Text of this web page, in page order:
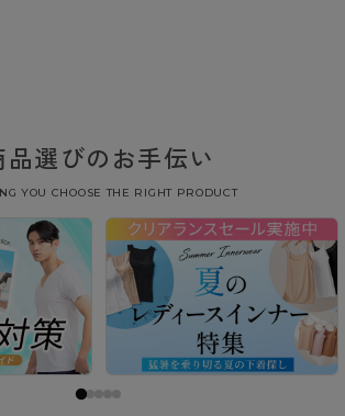
品選びのお手伝い
YOU CHOOSE THE RIGHT PRODUCT